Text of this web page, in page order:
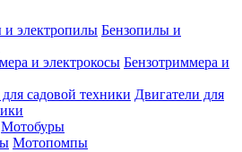
Бензопилы и
Бензотриммера и
Двигатели для
Мотобуры
Мотопомпы